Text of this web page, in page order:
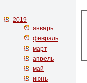
2019
январь
февраль
март
апрель
май
июнь